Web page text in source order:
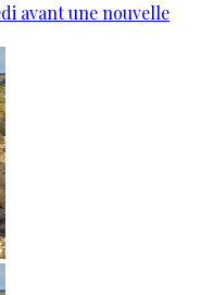
avant une nouvelle